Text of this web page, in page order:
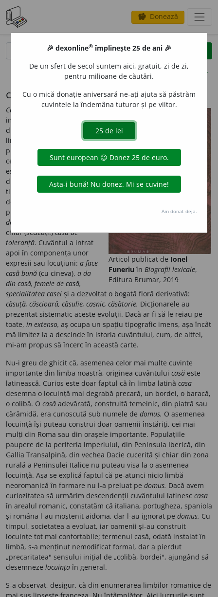
savings Donează
opțiuni
casă, acasă, domiciliu
Articol publicat de Ionel
Funeriu în Biografii lexicale,
Editura Brumar, 2019
Casă
este un cuvânt vechi și
important, care face parte
din lexicul fundamental al
limbii române. Sensul
principal cu care e folosit în
cele mai diverse contexte
este de „clădire destinată
drept locuință”. De-a lungul
timpului, termenul a
dobândit sensuri adiacente
precum
de odihnă, Casă Regală,
chiar (scuzați!)casă de
toleranță. Cuvântul a intrat
apoi în componența unor
expresii sau locuțiuni: a face
casă bună (cu cineva), a da
din casă, femeie de casă,
specialitatea casei și a dezvoltat o bogată floră derivativă:
căsuță, căscioară, căsulie, casnic, căsătorie. Dicționarele au
prezentat sistematic aceste evoluții. Dacă ar fi să le reiau pe
toate, in extenso, aș ocupa un spațiu tipografic imens, așa încât
mă limitez la a descinde în istoria cuvântului, cum, de altfel,
mi-am propus să încerc în această carte.
Nu-i greu de ghicit că, asemenea celor mai multe cuvinte
importante din limba noastră, originea cuvântului casă este
latinească. Curios este doar faptul că în limba latină casa
desemna o locuință mai degrabă precară, un bordei, o baracă,
o colibă. O casă adevărată, construită temeinic, din piatră sau
cărămidă, era cunoscută sub numele de domus. O asemenea
locuință își puteau construi doar oamenii înstăriți, cei mai
mulți din Roma sau din orașele importante. Populațiile
paupere de la periferia imperiului, din Peninsula Iberică, din
Gallia Transalpină, din vechea Dacie cucerită și chiar din zona
rurală a Peninsulei Italice nu puteau visa la o asemenea
locuință. Așa se explică faptul că pe-atunci nicio limbă
neoromanică în formare nu l-a preluat pe domus. Dacă avem
curiozitatea să urmărim descendenții cuvântului latinesc casa
în arealul romanic, constatăm că italiana, portugheza, spaniola
și româna l-au moștenit aidoma, dar l-au ignorat pe domus. Cu
timpul, societatea a evoluat, iar oamenii și-au construit
locuințe tot mai confortabile; termenul casă, odată instalat în
limbă, s-a menținut nemodificat formal, dar a pierdut
„precaritatea" sensului inițial de „colibă, bordei", ajungând să
desemneze locuințaîn general.
S-a observat, desigur, că din enumerarea limbilor romanice de
🎉 dexonline® împlinește 25 de ani 🎉
De un sfert de secol suntem aici, gratuit, zi de zi,
pentru milioane de căutări.
Cu o mică donație aniversară ne-ați ajuta să păstrăm
cuvintele la îndemâna tuturor și pe viitor.
Am donat deja.